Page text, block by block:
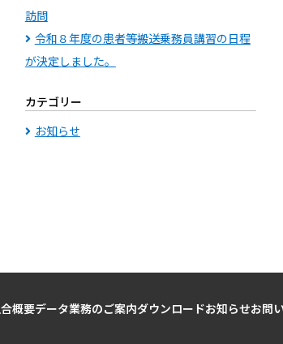
訪問
令和８年度の患者等搬送乗務員講習の日程
が決定しました。
カテゴリー
お知らせ
概要データ業務のご案内ダウンロードお知らせお問